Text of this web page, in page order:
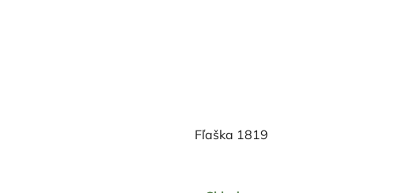
Fľaška 1819